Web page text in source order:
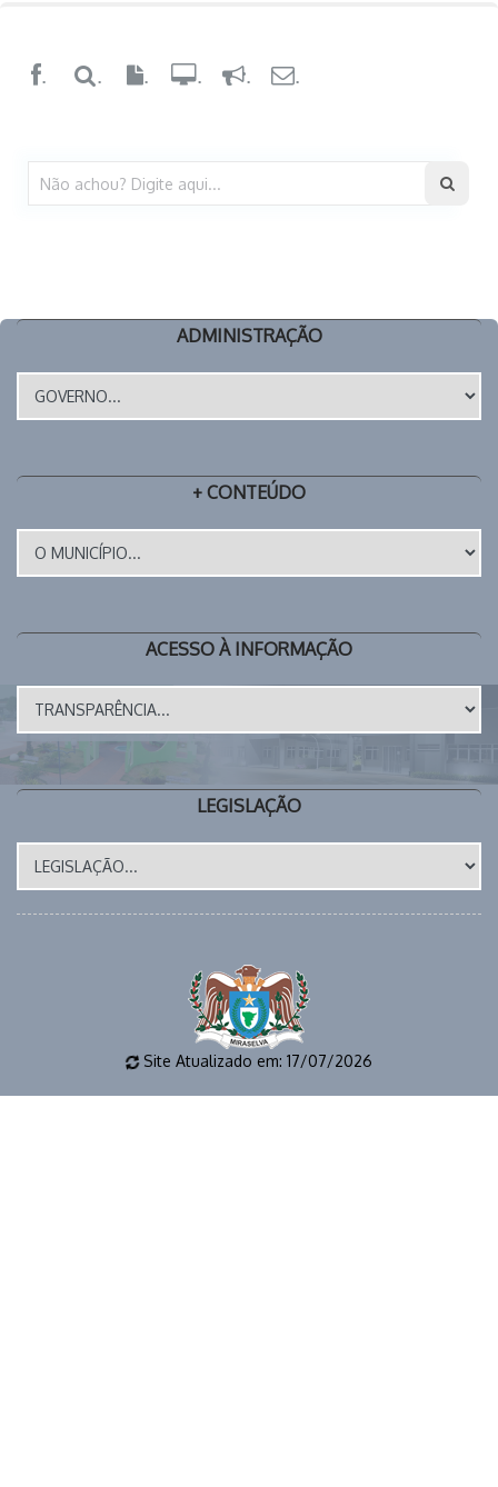
. . . . . .
ADMINISTRAÇÃO
+ CONTEÚDO
ACESSO À INFORMAÇÃO
LEGISLAÇÃO
Site Atualizado em: 17/07/2026